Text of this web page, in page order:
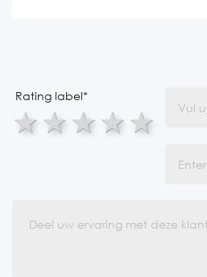
Rating label*
5
4
3 stars
2 stars
1 star